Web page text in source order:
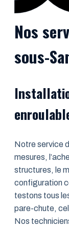
Nos
sous-
Notre service
mesures,
structures, le
configuration
testons tous
pare-chute,
Nos